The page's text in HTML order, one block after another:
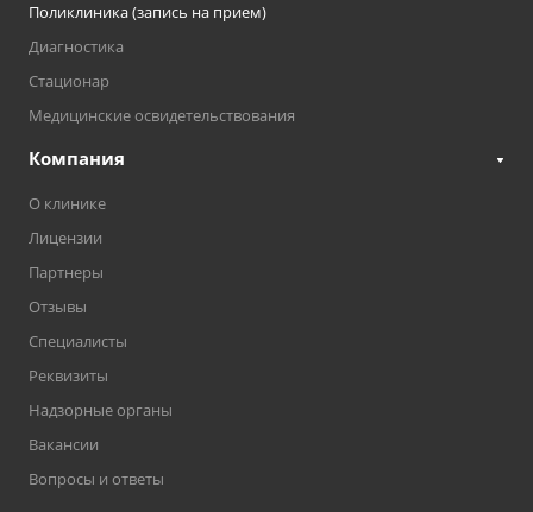
Поликлиника (запись на прием)
Диагностика
Стационар
Медицинские освидетельствования
Компания
О клинике
Лицензии
Партнеры
Отзывы
Специалисты
Реквизиты
Надзорные органы
Вакансии
Вопросы и ответы